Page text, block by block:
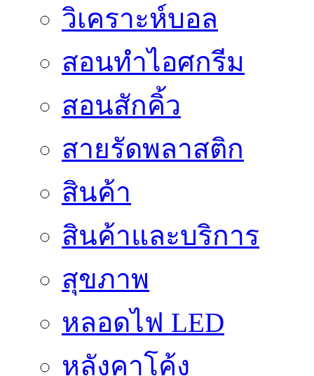
วิเคราะห์บอล
สอนทำไอศกรีม
สอนสักคิ้ว
สายรัดพลาสติก
สินค้า
สินค้าและบริการ
สุขภาพ
หลอดไฟ LED
หลังคาโค้ง